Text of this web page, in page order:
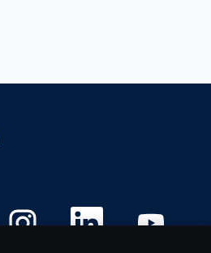
새
탭
새
탭
탭